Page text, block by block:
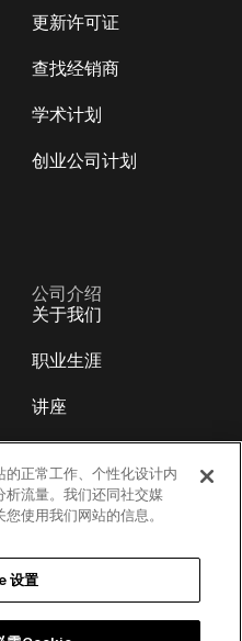
更新许可证
查找经销商
学术计划
创业公司计划
公司介绍
关于我们
职业生涯
讲座
开发人员博客
正常工作、个性化设计内
析流量。我们还同社交媒
使用我们网站的信息。
设置